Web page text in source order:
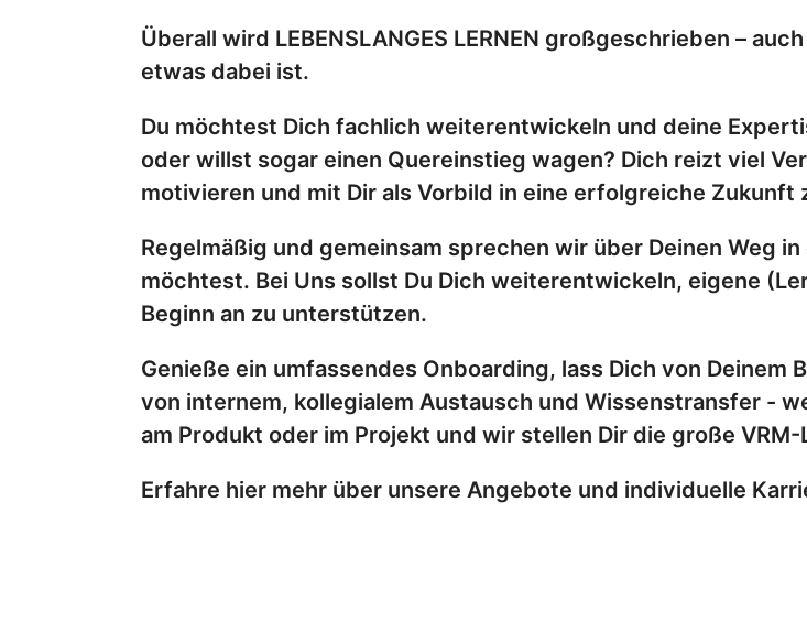
Überall wird LEBENSLANGES LERNEN großgeschrieben –
etwas dabei ist.
Du möchtest Dich fachlich weiterentwickeln und deine
oder willst sogar einen Quereinstieg wagen? Dich reizt viel
motivieren und mit Dir als Vorbild in eine erfolgreiche Zukunft
Regelmäßig und gemeinsam sprechen wir über Deinen Weg
möchtest. Bei Uns sollst Du Dich weiterentwickeln, eigene
Beginn an zu unterstützen.
Genieße ein umfassendes Onboarding, lass Dich von
von internem, kollegialem Austausch und Wissenstransfer -
am Produkt oder im Projekt und wir stellen Dir die große
Erfahre hier mehr über unsere Angebote und individuelle